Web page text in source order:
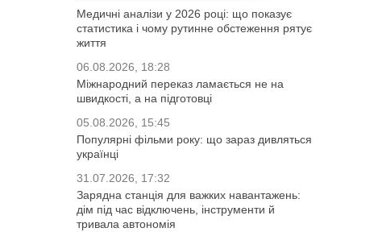
Медичні аналізи у 2026 році: що показує
статистика і чому рутинне обстеження рятує
життя
06.08.2026, 18:28
Міжнародний переказ ламається не на
швидкості, а на підготовці
05.08.2026, 15:45
Популярні фільми року: що зараз дивляться
українці
31.07.2026, 17:32
Зарядна станція для важких навантажень:
дім під час відключень, інструменти й
тривала автономія